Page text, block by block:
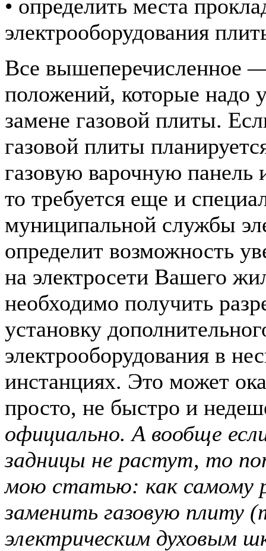
• определить места
электрооборудования
Все вышеперечисленное —
положений, которые надо
замене газовой плиты.
газовой плиты
газовую варочную панель
то требуется еще и
муниципальной службы
определит возможность
на электросети Вашего
необходимо получить
установку
электрооборудования в
инстанциях. Это может
просто, не быстро и
официально. А вообще
задницы не растут, то
мою статью: как самому
заменить газовую плиту
электрическим духовым